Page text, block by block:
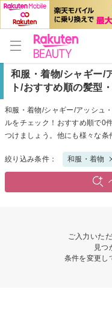
和服・着物/シャギー/
ト/おすすめ順の髪型
和服・着物/シャギー/アッシュ
ルをチェック！おすすめ順で0
つけましょう。他にも様々な条
絞り込み条件： 和服・着物
ご入力いた
見つ
条件を変更し